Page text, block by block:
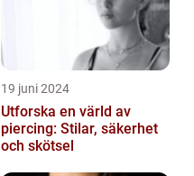
19 juni 2024
Utforska en värld av
piercing: Stilar, säkerhet
och skötsel